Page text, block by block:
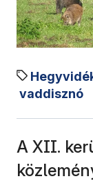
vaddisznó
A XII.